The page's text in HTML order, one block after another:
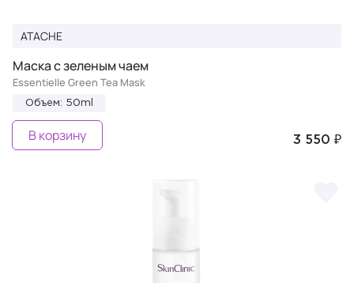
ATACHE
Маска с зеленым чаем
Essentielle Green Tea Mask
Объем: 50ml
3 550 ₽
В корзину